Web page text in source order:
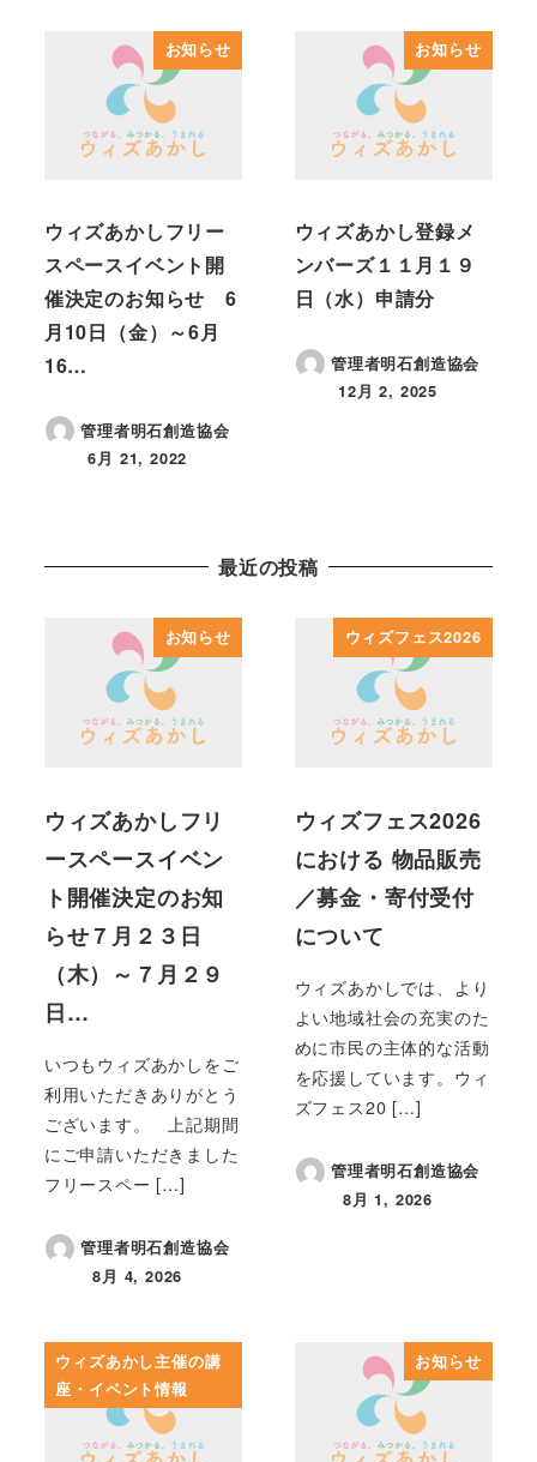
お知らせ
ウィズあかしフリー
スペースイベント開
催決定のお知らせ 6
月10日（金）～6月
16…
管理者明石創造協会
投稿日
6月 21, 2022
お知らせ
ウィズあかし登録メ
ンバーズ１１月１９
日（水）申請分
管理者明石創造協会
投稿日
12月 2, 2025
最近の投稿
お知らせ
ウィズあかしフリ
ースペースイベン
ト開催決定のお知
らせ７月２３日
（木）～７月２９
日…
いつもウィズあかしをご
利用いただきありがとう
ございます。 上記期間
にご申請いただきました
フリースペー […]
管理者明石創造協会
投稿日
8月 4, 2026
ウィズフェス2026
ウィズフェス2026
における 物品販売
／募金・寄付受付
について
ウィズあかしでは、より
よい地域社会の充実のた
めに市民の主体的な活動
を応援しています。ウィ
ズフェス20 […]
管理者明石創造協会
投稿日
8月 1, 2026
ウィズあかし主催の講
座・イベント情報
お知らせ